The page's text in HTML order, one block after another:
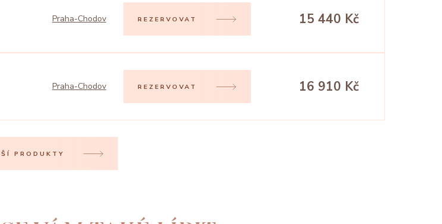
Praha-Chodov REZERVOVAT 15 440 Kč
Praha-Chodov REZERVOVAT 16 910 Kč
PRODUKTY